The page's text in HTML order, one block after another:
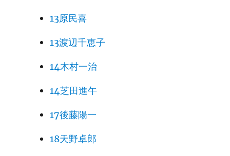
13原民喜
13渡辺千恵子
14木村一治
14芝田進午
17後藤陽一
18天野卓郎